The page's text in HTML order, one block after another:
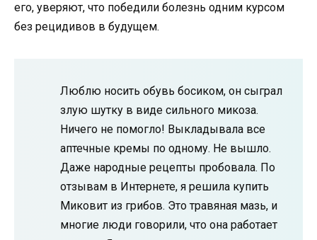
его, уверяют, что победили болезнь одним курсом
без рецидивов в будущем.
Люблю носить обувь босиком, он сыграл
злую шутку в виде сильного микоза.
Ничего не помогло! Выкладывала все
аптечные кремы по одному. Не вышло.
Даже народные рецепты пробовала. По
отзывам в Интернете, я решила купить
Миковит из грибов. Это травяная мазь, и
многие люди говорили, что она работает